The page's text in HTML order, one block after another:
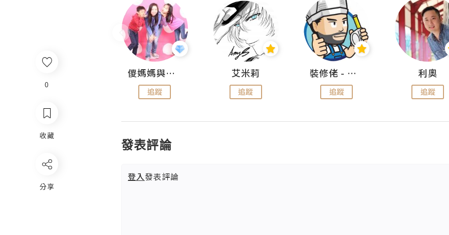
0
收藏
分享
儍媽媽與兩隻小魔怪之家
追蹤
艾米莉
追蹤
裝修佬 - 香港一站式網上裝修平台
追蹤
利奧
追蹤
發表評論
登入發表評論